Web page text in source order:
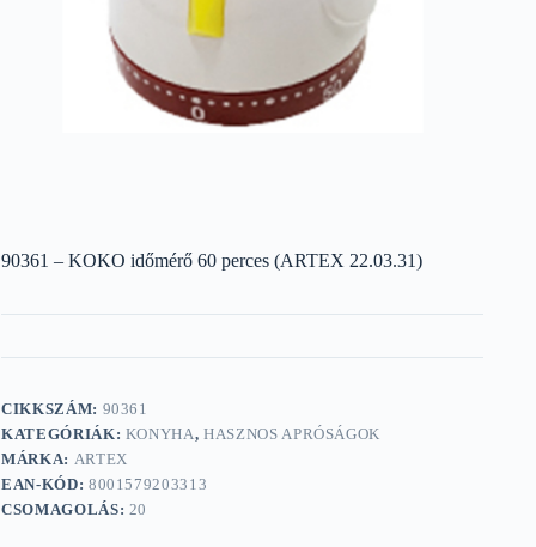
90361 – KOKO időmérő 60 perces (ARTEX 22.03.31)
CIKKSZÁM: 90361
KATEGÓRIÁK: KONYHA,HASZNOS APRÓSÁGOK
MÁRKA: ARTEX
EAN-KÓD: 8001579203313
CSOMAGOLÁS: 20